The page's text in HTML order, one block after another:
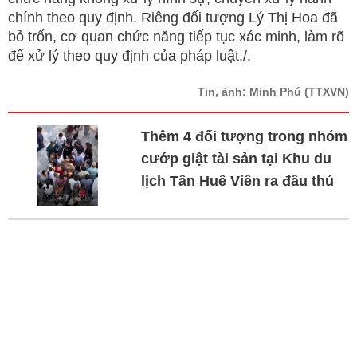
chính theo quy định. Riêng đối tượng Lý Thị Hoa đã
bỏ trốn, cơ quan chức năng tiếp tục xác minh, làm rõ
để xử lý theo quy định của pháp luật./.
Tin, ảnh: Minh Phú (TTXVN)
Thêm 4 đối tượng trong nhóm
cướp giật tài sản tại Khu du
lịch Tân Huê Viên ra đầu thú